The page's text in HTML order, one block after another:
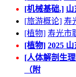
[机械基础.] 山
[旅游概论] 寿
[植物] 寿光市
[植物] 2025
[人体解剖生
（附